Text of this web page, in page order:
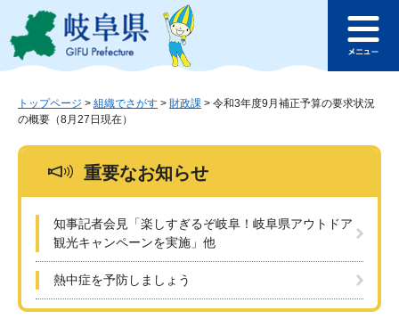
ジ
ュ
このページの本文へ
ュ
トップページ > 組織でさがす > 財政課 > 令和3年度9月補正予算の要求状況
の概要（8月27日現在）
重要なお知らせ
知事記者会見「楽しすぎるぞ岐阜！岐阜県アウトドア
観光キャンペーンを実施」他
熱中症を予防しましょう